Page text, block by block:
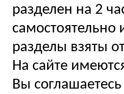
разделен на 2
самостоятельно
разделы взяты
На сайте
Вы